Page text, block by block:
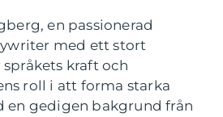
en passionerad
med ett stort
kraft och
roll i att forma starka
en gedigen bakgrund från